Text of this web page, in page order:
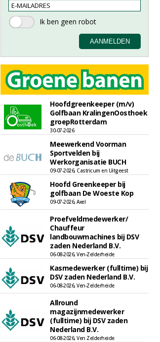
Hoofdgreenkeeper (m/v)
Golfbaan KralingenOosthoek
groepRotterdam
30-07-2026
Meewerkend Voorman
Sportvelden bij
Werkorganisatie BUCH
09-07-2026, Castricum en Uitgeest
Hoofd Greenkeeper bij
golfbaan De Woeste Kop
09-07-2026, Axel
Proefveldmedewerker/
Chauffeur
landbouwmachines bij DSV
zaden Nederland B.V.
06-08-2026, Ven-Zelderheide
Kasmedewerker (fulltime) bij
DSV zaden Nederland B.V.
06-08-2026, Ven-Zelderheide
Allround
magazijnmedewerker
(fulltime) bij DSV zaden
Nederland B.V.
06-08-2026, Ven Zelderheide